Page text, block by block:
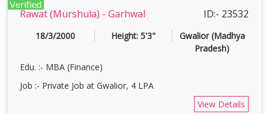
Rawat (Murshula) - Garhwal ID:- 23532
18/3/2000 Height: 5'3"
Gwalior (Madhya
Pradesh)
Edu. :- MBA (Finance)
Job :- Private Job at Gwalior, 4 LPA
View Details